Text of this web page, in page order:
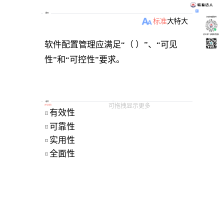
题目
标准大特大
软件配置管理应满足“（ ）”、“可见
性”和“可控性”要求。
可拖拽显示更多
选项
单选题
A 有效性
B 可靠性
C 实用性
D 全面性
小程序刷题软件
关注“柴丁”获取备考资料